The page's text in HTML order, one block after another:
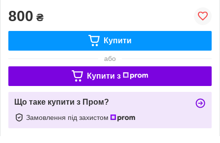
800 ₴
Купити
або
Купити з
Що таке купити з Пром?
Замовлення під захистом